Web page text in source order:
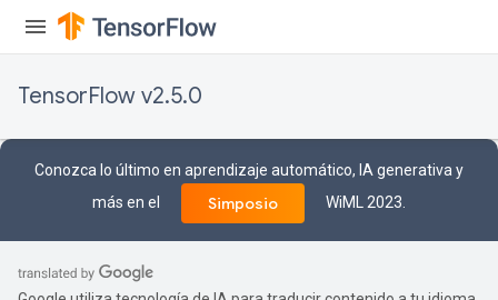
TensorFlow v2.5.0
Conozca lo último en aprendizaje automático, IA generativa y
más en el
Simposio WiML 2023.